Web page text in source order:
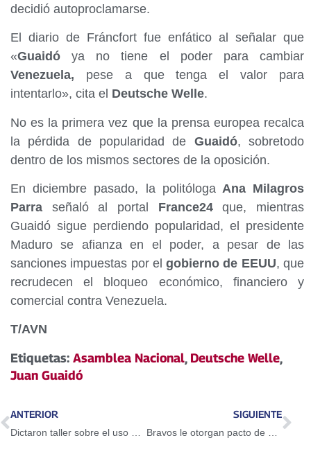
decidió autoproclamarse.
El diario de Fráncfort fue enfático al señalar que
«Guaidó ya no tiene el poder para cambiar
Venezuela, pese a que tenga el valor para
intentarlo», cita el Deutsche Welle.
No es la primera vez que la prensa europea recalca
la pérdida de popularidad de Guaidó, sobretodo
dentro de los mismos sectores de la oposición.
En diciembre pasado, la politólogaAna Milagros
Parra señaló al portal France24que, mientras
Guaidó sigue perdiendo popularidad, el presidente
Maduro se afianza en el poder, a pesar de las
sanciones impuestas por elgobierno de EEUU, que
recrudecen el bloqueo económico, financiero y
comercial contra Venezuela.
T/AVN
Etiquetas: Asamblea Nacional, Deutsche Welle,
Juan Guaidó
ANTERIOR SIGUIENTE